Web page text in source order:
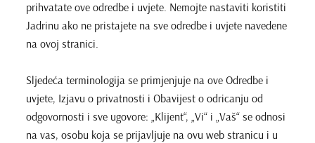
prihvatate ove odredbe i uvjete. Nemojte nastaviti koristiti
Jadrinu ako ne pristajete na sve odredbe i uvjete navedene
na ovoj stranici.
Sljedeća terminologija se primjenjuje na ove Odredbe i
uvjete, Izjavu o privatnosti i Obavijest o odricanju od
odgovornosti i sve ugovore: „Klijent“, „Vi“ i „Vaš“ se odnosi
na vas, osobu koja se prijavljuje na ovu web stranicu i u